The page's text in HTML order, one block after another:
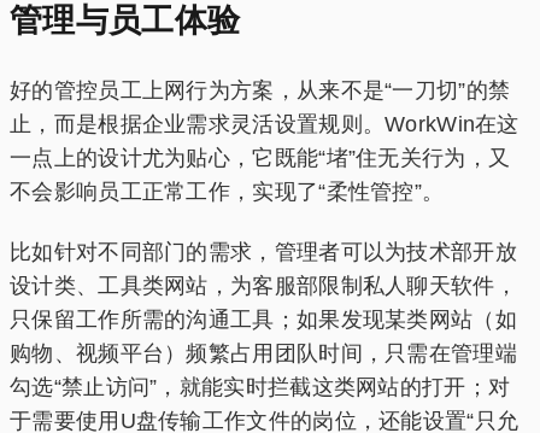
管理与员工体验
好的管控员工上网行为方案，从来不是“一刀切”的禁
止，而是根据企业需求灵活设置规则。WorkWin在这
一点上的设计尤为贴心，它既能“堵”住无关行为，又
不会影响员工正常工作，实现了“柔性管控”。
比如针对不同部门的需求，管理者可以为技术部开放
设计类、工具类网站，为客服部限制私人聊天软件，
只保留工作所需的沟通工具；如果发现某类网站（如
购物、视频平台）频繁占用团队时间，只需在管理端
勾选“禁止访问”，就能实时拦截这类网站的打开；对
于需要使用U盘传输工作文件的岗位，还能设置“只允